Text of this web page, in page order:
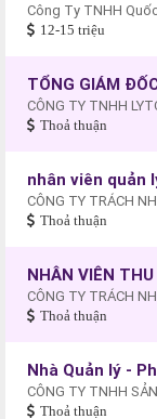
Công Ty TNHH
12-15 triệu
TỔNG GIÁM
CÔNG TY TNHH
Thoả thuận
nhân viên quản
Thoả thuận
NHÂN VIÊN
Thoả thuận
Nhà Quản lý -
CÔNG TY TNHH
Thoả thuận